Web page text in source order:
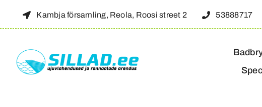
Kambja församling, Reola, Roosi street 2 53888717